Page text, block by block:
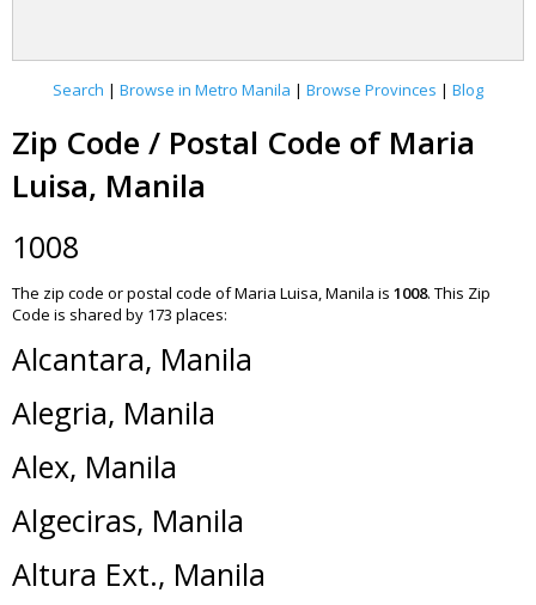
Search | Browse in Metro Manila | Browse Provinces | Blog
Zip Code / Postal Code of Maria
Luisa, Manila
1008
The zip code or postal code of Maria Luisa, Manila is 1008. This Zip
Code is shared by 173 places:
Alcantara, Manila
Alegria, Manila
Alex, Manila
Algeciras, Manila
Altura Ext., Manila